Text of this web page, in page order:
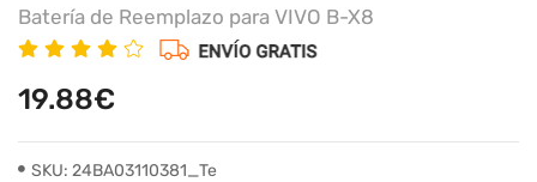
Batería de Reemplazo para VIVO B-X8
19.88€
SKU: 24BA03110381_Te